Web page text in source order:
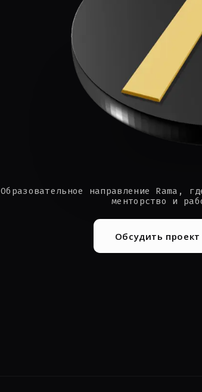
Образовательное направление Rama,
менторство и
Обсудить проект